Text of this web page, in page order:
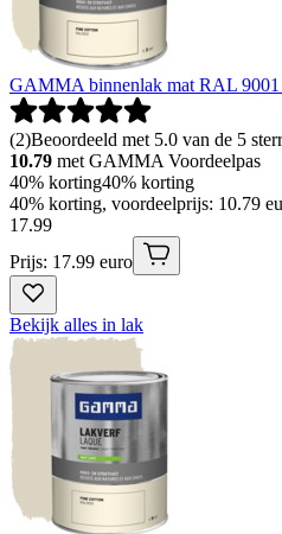
GAMMA binnenlak mat RAL 9001
(2)Beoordeeld met 5.0 van de 5
10.79 met GAMMA Voordeelpas
40% korting40% korting
40% korting, voordeelprijs: 10.79
17.99
Prijs: 17.99 euro
Bekijk alles in lak